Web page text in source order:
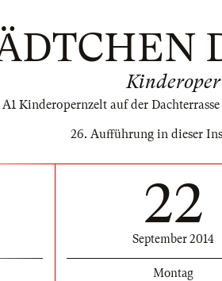
Kinderoper
A1 Kinderopernzelt auf der
26. Aufführung in dieser
22
September 2014
Montag